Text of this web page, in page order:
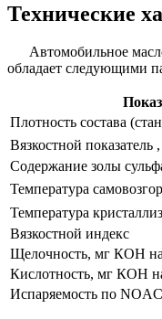
Технические
Автомобильное
обладает следующими
Плотность состава
Вязкостной
Содержание золы
Температура
Температура
Вязкостной индекс
Щелочность, мг КОН
Кислотность, мг КОН
Испаряемость по